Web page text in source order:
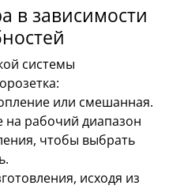
в зависимости
системы
или смешанная.
рабочий диапазон
чтобы выбрать
исходя из